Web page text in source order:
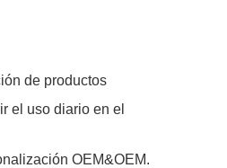
de productos
el uso diario en el
OEM&OEM.